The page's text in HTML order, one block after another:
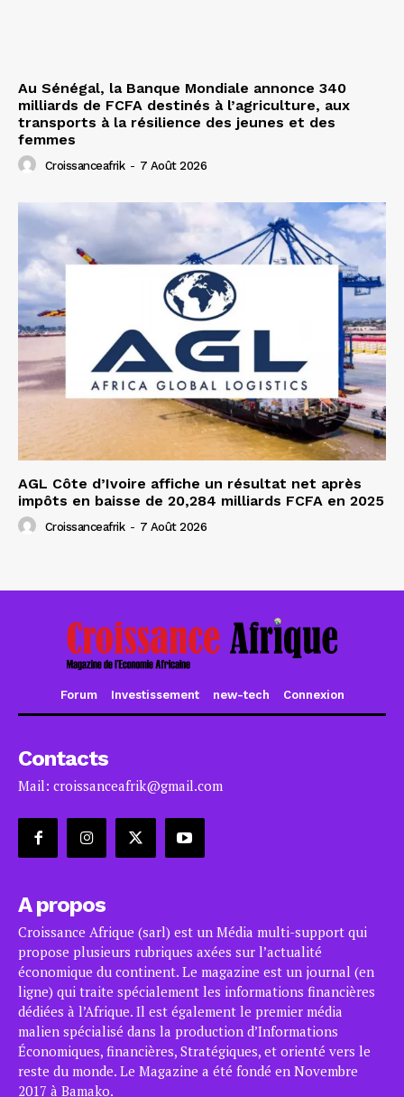
Au Sénégal, la Banque Mondiale annonce 340
milliards de FCFA destinés à l’agriculture, aux
transports à la résilience des jeunes et des
femmes
Croissanceafrik - 7 Août 2026
AGL Côte d’Ivoire affiche un résultat net après
impôts en baisse de 20,284 milliards FCFA en 2025
Croissanceafrik - 7 Août 2026
Forum Investissement new-tech Connexion
Contacts
Mail: croissanceafrik@gmail.com
A propos
Croissance Afrique (sarl) est un Média multi-support qui
propose plusieurs rubriques axées sur l’actualité
économique du continent. Le magazine est un journal (en
ligne) qui traite spécialement les informations financières
dédiées à l’Afrique. Il est également le premier média
malien spécialisé dans la production d’Informations
Économiques, financières, Stratégiques, et orienté vers le
reste du monde. Le Magazine a été fondé en Novembre
2017 à Bamako.